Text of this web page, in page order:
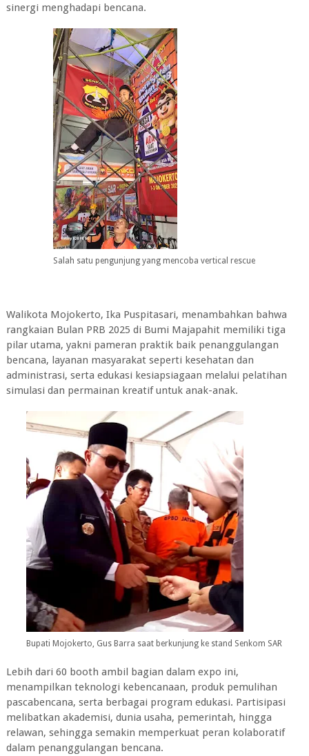
sinergi menghadapi bencana.
Salah satu pengunjung yang mencoba vertical rescue
Walikota Mojokerto, Ika Puspitasari, menambahkan bahwa
rangkaian Bulan PRB 2025 di Bumi Majapahit memiliki tiga
pilar utama, yakni pameran praktik baik penanggulangan
bencana, layanan masyarakat seperti kesehatan dan
administrasi, serta edukasi kesiapsiagaan melalui pelatihan
simulasi dan permainan kreatif untuk anak-anak.
Bupati Mojokerto, Gus Barra saat berkunjung ke stand Senkom SAR
Lebih dari 60 booth ambil bagian dalam expo ini,
menampilkan teknologi kebencanaan, produk pemulihan
pascabencana, serta berbagai program edukasi. Partisipasi
melibatkan akademisi, dunia usaha, pemerintah, hingga
relawan, sehingga semakin memperkuat peran kolaboratif
dalam penanggulangan bencana.